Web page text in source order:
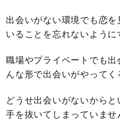
出会いがない環境でも恋
いることを忘れないように
職場やプライベートでも
んな形で出会いがやってく
どうせ出会いがないから
手を抜いてしまっていませ